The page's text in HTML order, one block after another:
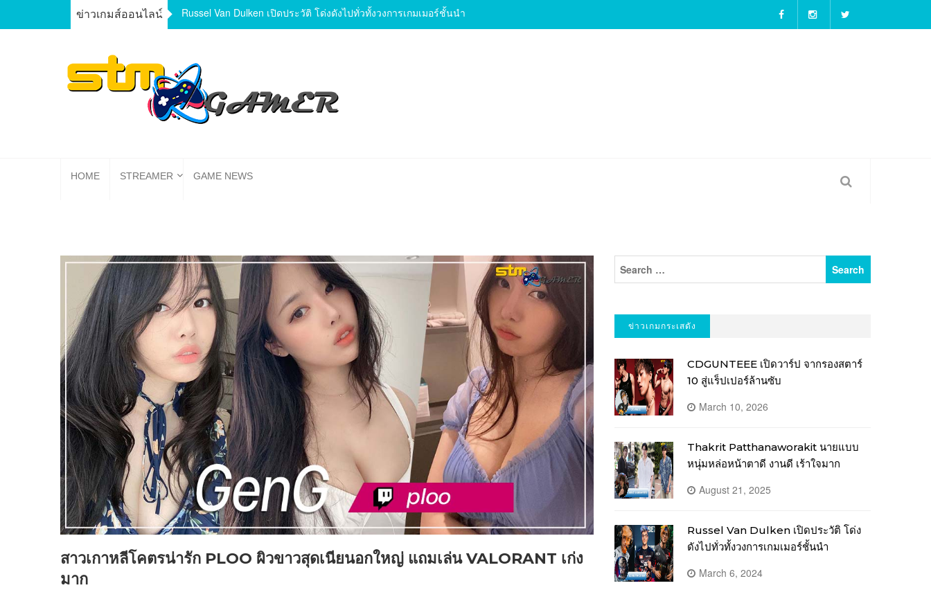
ข่าวเกมส์ออนไลน์ ทำความรู้จักเกมส์ Axie Infinity เกมยุคใหม่สุดเจ๋ง ที่สามารถสร้างรายได้ สาวใสน่ารัก Nhooimaim สาวกแนวเกม FPS ต้องไม่พ
อุปกรณ์เกมมิ่ง เทคโนโลยี ที่สายเกมเมอร์ไม่ควรพลาด
HOME STREAMER GAME NEWS
สาวเกาหลีโคตรน่ารัก PLOO ผิวขาวสุดเนียนอกใหญ่ แถมเล่น VALORANT เก่ง
มาก
ข่าวเกมกระเสดัง
CDGUNTEEE เปิดวาร์ป จากรองสตาร์
10 สู่แร็ปเปอร์ล้านซับ
March 10, 2026
Thakrit Patthanaworakit นายแบบ
หนุ่มหล่อหน้าตาดี งานดี เร้าใจมาก
August 21, 2025
Russel Van Dulken เปิดประวัติ โด่ง
ดังไปทั่วทั้งวงการเกมเมอร์ชั้นนำ
March 6, 2024